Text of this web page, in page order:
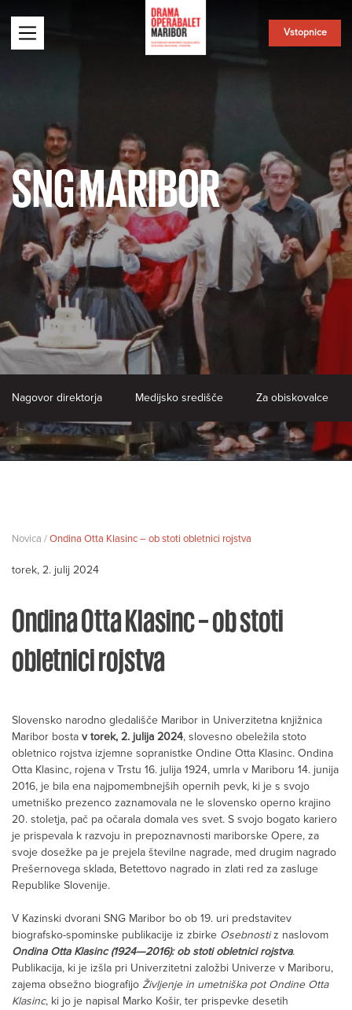
Vstopnice
SNG MARIBOR
Nagovor direktorja Medijsko središče Za obiskovalce
Novica /Ondina Otta Klasinc – ob stoti obletnici rojstva
torek, 2. julij 2024
Ondina Otta Klasinc – ob stoti
obletnici rojstva
Slovensko narodno gledališče Maribor in Univerzitetna knjižnica
Maribor bosta v torek, 2. julija 2024, slovesno obeležila stoto
obletnico rojstva izjemne sopranistke Ondine Otta Klasinc. Ondina
Otta Klasinc, rojena v Trstu 16. julija 1924, umrla v Mariboru 14. junija
2016, je bila ena najpomembnejših opernih pevk, ki je s svojo
umetniško prezenco zaznamovala ne le slovensko operno krajino
20. stoletja, pač pa očarala domala ves svet. S svojo bogato kariero
je prispevala k razvoju in prepoznavnosti mariborske Opere, za
svoje dosežke pa je prejela številne nagrade, med drugim nagrado
Prešernovega sklada, Betettovo nagrado in zlati red za zasluge
Republike Slovenije.
V Kazinski dvorani SNG Maribor bo ob 19. uri predstavitev
biografsko-spominske publikacije iz zbirke Osebnostiz naslovom
Ondina Otta Klasinc (1924—2016): ob stoti obletnici rojstva.
Publikacija, ki je izšla pri Univerzitetni založbi Univerze v Mariboru,
zajema obsežno biografijo Življenje in umetniška pot Ondine Otta
Klasinc, ki jo je napisal Marko Košir, ter prispevke desetih